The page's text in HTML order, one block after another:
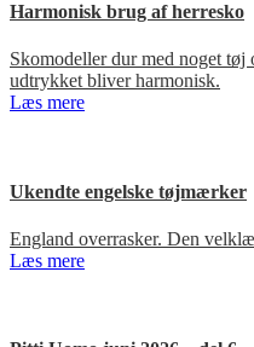
Harmonisk brug af herresko
Skomodeller dur med noget
udtrykket bliver harmonisk.
Læs mere
Ukendte engelske tøjmærker
England overrasker. Den
Læs mere